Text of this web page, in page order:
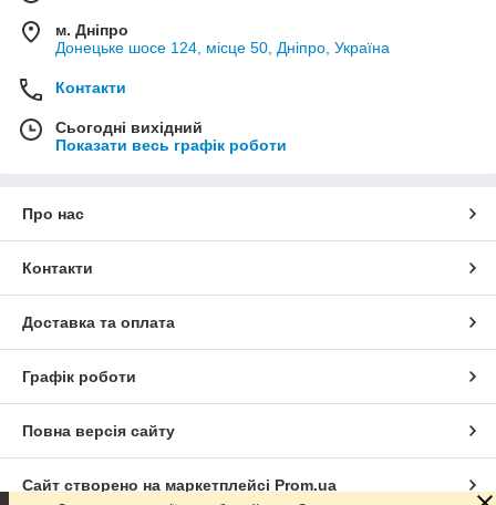
м. Дніпро
Донецьке шосе 124, місце 50, Дніпро, Україна
Контакти
Сьогодні вихідний
Показати весь графік роботи
Про нас
Контакти
Доставка та оплата
Графік роботи
Повна версія сайту
Сайт створено на маркетплейсі Prom.ua